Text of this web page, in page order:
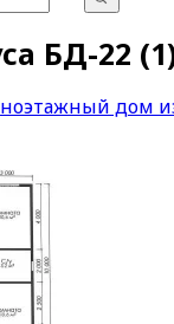
БД-22
дом